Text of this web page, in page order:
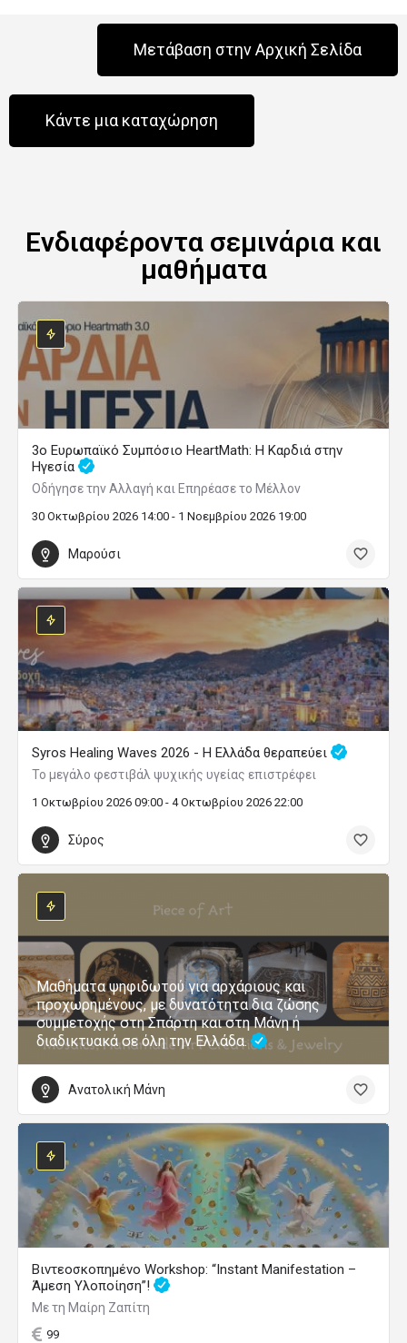
Μετάβαση στην Αρχική Σελίδα
Κάντε μια καταχώρηση
Ενδιαφέροντα σεμινάρια και
μαθήματα
3ο Ευρωπαϊκό Συμπόσιο HeartMath: Η Καρδιά στην
Ηγεσία
Οδήγησε την Αλλαγή και Επηρέασε το Μέλλον
30 Οκτωβρίου 2026 14:00 - 1 Νοεμβρίου 2026 19:00
Μαρούσι
Syros Healing Waves 2026 - Η Ελλάδα θεραπεύει
Το μεγάλο φεστιβάλ ψυχικής υγείας επιστρέφει
1 Οκτωβρίου 2026 09:00 - 4 Οκτωβρίου 2026 22:00
Σύρος
Μαθήματα ψηφιδωτού για αρχάριους και
προχωρημένους, με δυνατότητα δια ζώσης
συμμετοχής στη Σπάρτη και στη Μάνη ή
διαδικτυακά σε όλη την Ελλάδα.
Ανατολική Μάνη
Βιντεοσκοπημένο Workshop: “Instant Manifestation –
Άμεση Υλοποίηση”!
Με τη Μαίρη Ζαπίτη
99